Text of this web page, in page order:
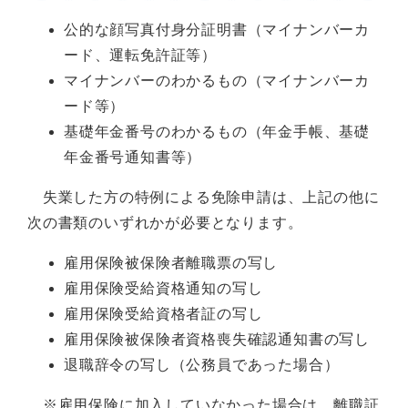
公的な顔写真付身分証明書（マイナンバーカ
ード、運転免許証等）
マイナンバーのわかるもの（マイナンバーカ
ード等）
基礎年金番号のわかるもの（年金手帳、基礎
年金番号通知書等）
失業した方の特例による免除申請は、上記の他に
次の書類のいずれかが必要となります。
雇用保険被保険者離職票の写し
雇用保険受給資格通知の写し
雇用保険受給資格者証の写し
雇用保険被保険者資格喪失確認通知書の写し
退職辞令の写し（公務員であった場合）
※雇用保険に加入していなかった場合は、離職証